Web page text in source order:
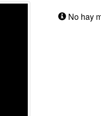
No hay